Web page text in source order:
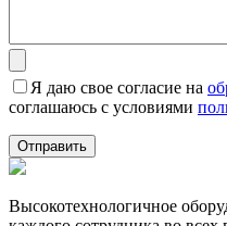
Я даю свое согласие на
соглашаюсь с условиями
Высокотехнологичное